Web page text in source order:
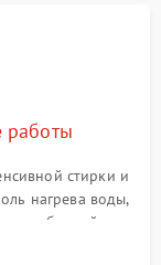
работы
стирки и
нагрева воды,
вибраций,